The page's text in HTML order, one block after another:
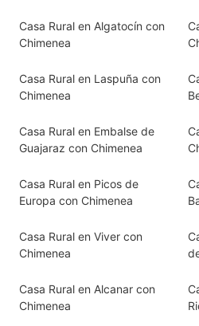
Casa Rural en Algatocín con
Chimenea
Casa Rural en Laspuña con
Chimenea
Casa Rural en Embalse de
Guajaraz con Chimenea
Casa Rural en Picos de
Europa con Chimenea
Casa Rural en Viver con
Chimenea
Casa Rural en Alcanar con
Chimenea